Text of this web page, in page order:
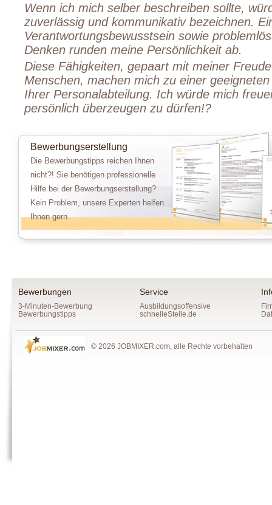
Wenn ich mich selber beschreiben sollte,
zuverlässig und kommunikativ bezeichnen.
Verantwortungsbewusstsein sowie
Denken runden meine Persönlichkeit ab.
Diese Fähigkeiten, gepaart mit meiner
Menschen, machen mich zu einer
Ihrer Personalabteilung. Ich würde mich
persönlich überzeugen zu dürfen!?
Bewerbungserstellung
Die Bewerbungstipps reichen Ihnen
nicht?! Sie benötigen professionelle
Hilfe bei der Bewerbungserstellung?
Kein Problem, unsere Experten helfen
Ihnen gern.
Bewerbungen
3-Minuten-Bewerbung
Bewerbungstipps
Service
Ausbildungsoffensive
schnelleStelle.de
© 2026 JOBMIXER.com, alle Rechte vorbehalten